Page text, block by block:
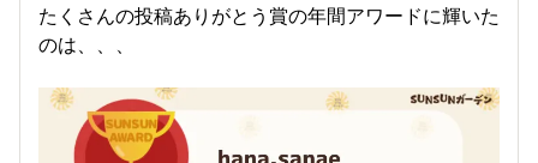
たくさんの投稿ありがとう賞の年間アワードに輝いた
のは、、、